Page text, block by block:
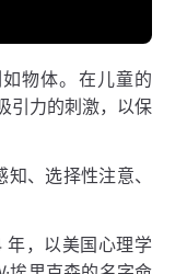
物体。在儿童的
引力的刺激，以保
、选择性注意、
年，以美国心理学